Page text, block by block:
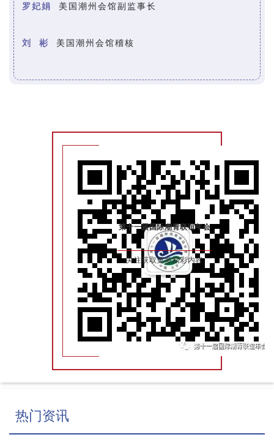
罗妃娟 美国潮州会馆副监事长
刘 彬 美国潮州会馆稽核
第十一届国际潮青联谊年会
关注获取更多精彩内容
热门资讯